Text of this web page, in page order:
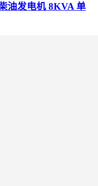
油发电机 8KVA 单